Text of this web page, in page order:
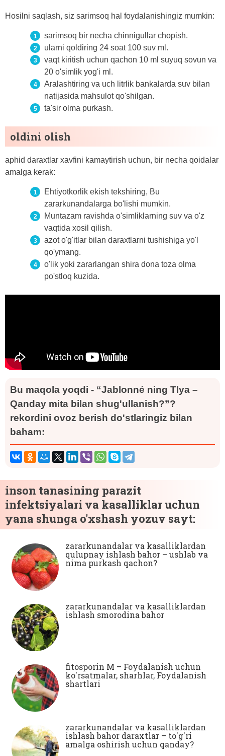
Hosilni saqlash, siz sarimsoq hal foydalanishingiz mumkin:
sarimsoq bir necha chinnigullar chopish.
ularni qoldiring 24 soat 100 suv ml.
vaqt kiritish uchun qachon 10 ml suyuq sovun va
20 o'simlik yog'i ml.
Aralashtiring va uch litrlik bankalarda suv bilan
natijasida mahsulot qo'shilgan.
ta'sir olma purkash.
oldini olish
aphid daraxtlar xavfini kamaytirish uchun, bir necha qoidalar
amalga kerak:
Ehtiyotkorlik ekish tekshiring, Bu
zararkunandalarga bo'lishi mumkin.
Muntazam ravishda o'simliklarning suv va o'z
vaqtida xosil qilish.
azot o'g'itlar bilan daraxtlarni tushishiga yo'l
qo'ymang.
o'lik yoki zararlangan shira dona toza olma
po'stloq kuzida.
Bu maqola yoqdi - “Jablonné ning Tlya –
Qanday mita bilan shug'ullanish?”?
rekordini ovoz berish do'stlaringiz bilan
baham:
inson tanasining parazit
infektsiyalari va kasalliklar uchun
yana shunga o'xshash yozuv sayt:
zararkunandalar va kasalliklardan
qulupnay ishlash bahor – ushlab va
nima purkash qachon?
zararkunandalar va kasalliklardan
ishlash smorodina bahor
fitosporin M – Foydalanish uchun
ko'rsatmalar, sharhlar, Foydalanish
shartlari
zararkunandalar va kasalliklardan
ishlash bahor daraxtlar – to'g'ri
amalga oshirish uchun qanday?